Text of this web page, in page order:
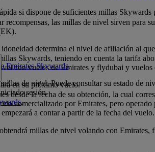
si dispone de suficientes millas
recompensas, las millas de nivel sirven
determina el nivel de afiliación al
Emirates Skywards.
de nivel. Puede consultar su estado de
sesión.
Skywards, teniendo en cuenta la tarifa
con vuelos de Emirates y flydubai y
en su próximo vuelo.
.
desde la fecha de su obtención, la cual
comercializado por Emirates, pero
a contar a partir de la fecha del vuelo.
millas de nivel volando con